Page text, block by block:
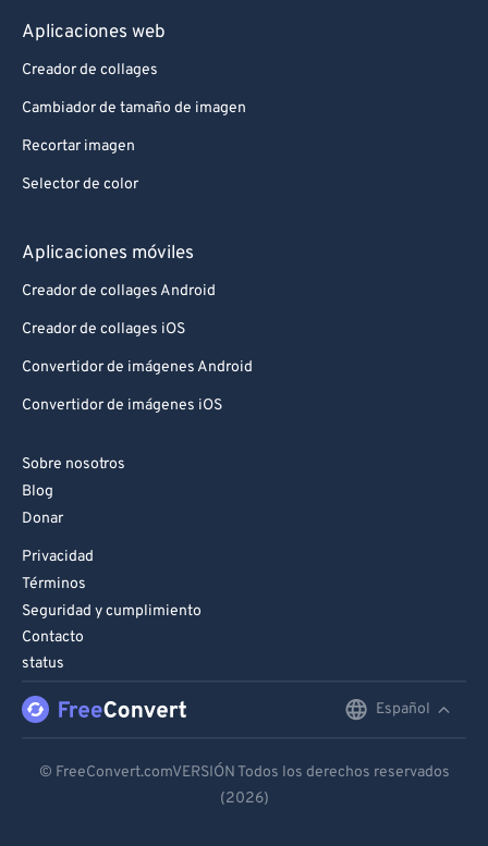
Aplicaciones web
Creador de collages
Cambiador de tamaño de imagen
Recortar imagen
Selector de color
Aplicaciones móviles
Creador de collages Android
Creador de collages iOS
Convertidor de imágenes Android
Convertidor de imágenes iOS
Sobre nosotros
Blog
Donar
Privacidad
Términos
Seguridad y cumplimiento
Contacto
status
Español
Español
© FreeConvert.comVERSIÓN Todos los derechos reservados
(2026)